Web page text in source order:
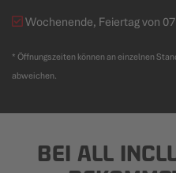
Wochenende, Feiertag von
* Öffnungszeiten können an einzelnen
abweichen.
BEI ALL